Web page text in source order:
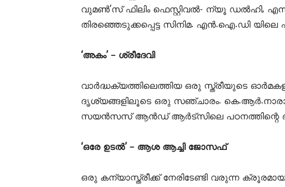
വുമൺ’സ് ഫിലിം ഫെസ്റ്റിവൽ- ന്യൂ ഡൽഹി,
തിരഞ്ഞെടുക്കപ്പെട്ട സിനിമ. എൻ.ഐ.ഡി യിലെ
‘അകം’ – ശ്രീദേവി
വാർദ്ധക്യത്തിലെത്തിയ ഒരു സ്ത്രീയുടെ
ദൃശ്യങ്ങളിലൂടെ ഒരു സഞ്ചാരം.
സയൻസസ് ആൻഡ് ആർട്സിലെ പഠനത്തിന്റെ
‘ഒരേ ഉടൽ’ – ആശ ആച്ചി ജോസഫ്
ഒരു കന്യാസ്ത്രീക്ക് നേരിടേണ്ടി വരുന്ന